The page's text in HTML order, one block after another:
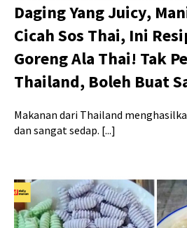
Daging Yang Juicy,
Cicah Sos Thai, Ini
Goreng Ala Thai! Tak
Thailand, Boleh Buat
Makanan dari Thailand
dan sangat sedap. [...]